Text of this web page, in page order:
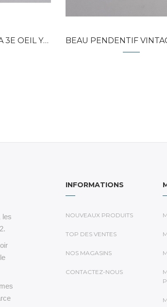
YOGA... BEAU PENDENTIF VINTAGE EN
les
INFORMATIONS
NOUVEAUX PRODUITS
TOP DES VENTES
NOS MAGASINS
CONTACTEZ-NOUS